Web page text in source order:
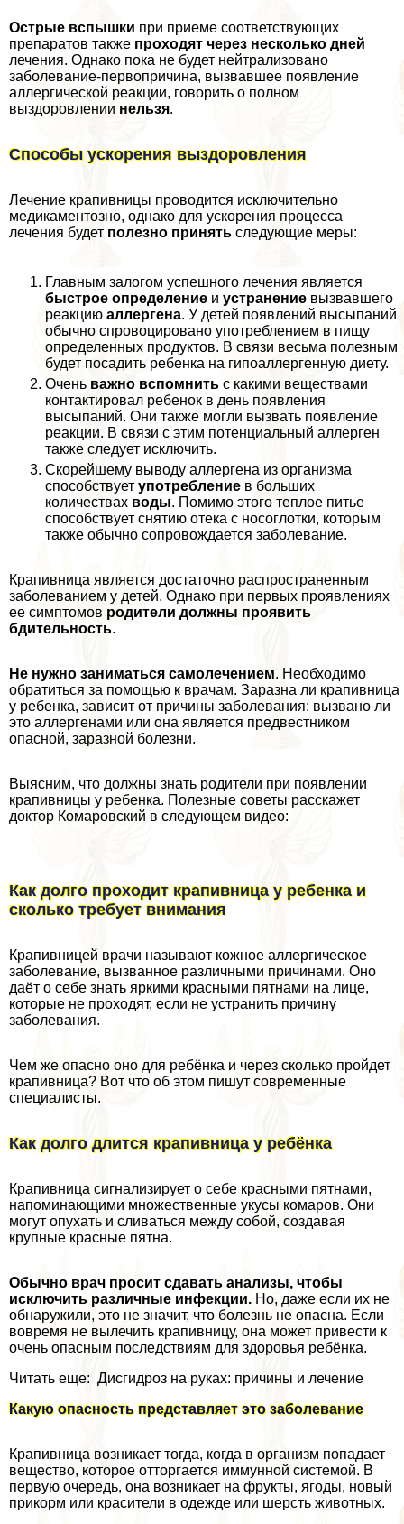
Острые вспышки при приеме соответствующих
препаратов также проходят через несколько дней
лечения. Однако пока не будет нейтрализовано
заболевание-первопричина, вызвавшее появление
аллергической реакции, говорить о полном
выздоровлении нельзя.
Способы ускорения выздоровления
Лечение крапивницы проводится исключительно
медикаментозно, однако для ускорения процесса
лечения будет полезно принять следующие меры:
Главным залогом успешного лечения является
быстрое определение и устранение вызвавшего
реакцию аллергена. У детей появлений высыпаний
обычно спровоцировано употрeблением в пищу
определенных продуктов. В связи весьма полезным
будет посадить ребенка на гипоаллергенную диету.
Очень важно вспомнить с какими веществами
контактировал ребенок в день появления
высыпаний. Они также могли вызвать появление
реакции. В связи с этим потенциальный аллерген
также следует исключить.
Скорейшему выводу аллергена из организма
способствует употрeбление в больших
количествах воды. Помимо этого теплое питье
способствует снятию отека с носоглотки, которым
также обычно сопровождается заболевание.
Крапивница является достаточно распространенным
заболеванием у детей. Однако при первых проявлениях
ее симптомов родители должны проявить
бдительность.
Не нужно заниматься самолечением. Необходимо
обратиться за помощью к врачам. Заразна ли крапивница
у ребенка, зависит от причины заболевания: вызвано ли
это аллергенами или она является предвестником
опасной, заразной болезни.
Выясним, что должны знать родители при появлении
крапивницы у ребенка. Полезные советы расскажет
доктор Комаровский в следующем видео:
Как долго проходит крапивница у ребенка и
сколько требует внимания
Крапивницей врачи называют кожное аллергическое
заболевание, вызванное различными причинами. Оно
даёт о себе знать яркими красными пятнами на лице,
которые не проходят, если не устранить причину
заболевания.
Чем же опасно оно для ребёнка и через сколько пройдет
крапивница? Вот что об этом пишут современные
специалисты.
Как долго длится крапивница у ребёнка
Крапивница сигнализирует о себе красными пятнами,
напоминающими множественные укусы комаров. Они
могут опухать и сливаться между собой, создавая
крупные красные пятна.
Обычно врач просит сдавать анализы, чтобы
исключить различные инфекции. Но, даже если их не
обнаружили, это не значит, что болезнь не опасна. Если
вовремя не вылечить крапивницу, она может привести к
очень опасным последствиям для здоровья ребёнка.
Читать еще: Дисгидроз на руках: причины и лечение
Какую опасность представляет это заболевание
Крапивница возникает тогда, когда в организм попадает
вещество, которое отторгается иммунной системой. В
первую очередь, она возникает на фрукты, ягоды, новый
прикорм или красители в одежде или шерсть животных.